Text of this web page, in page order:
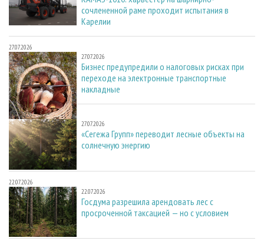
сочлененной раме проходит испытания в
Карелии
27.07.2026
27.07.2026
Бизнес предупредили о налоговых рисках при
переходе на электронные транспортные
накладные
27.07.2026
27.07.2026
«Сегежа Групп» переводит лесные объекты на
солнечную энергию
22.07.2026
22.07.2026
Госдума разрешила арендовать лес с
просроченной таксацией — но с условием